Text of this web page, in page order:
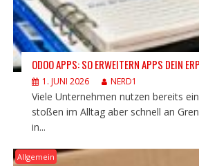
ODOO APPS: SO ERWEITERN APPS DEIN
1. JUNI 2026 NERD1
Viele Unternehmen nutzen bereits
stoßen im Alltag aber schnell an
in...
Allgemein